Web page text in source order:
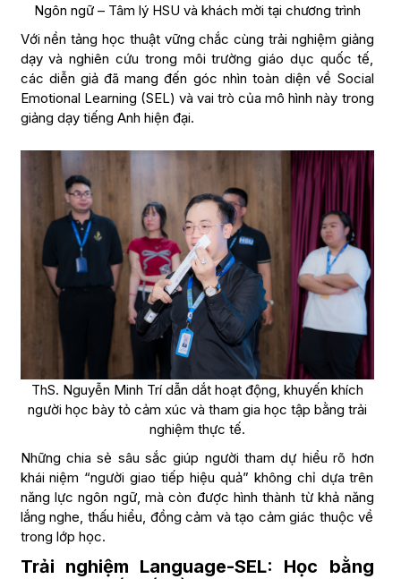
Ngôn ngữ – Tâm lý HSU và khách mời tại chương trình
Với nền tảng học thuật vững chắc cùng trải nghiệm giảng
dạy và nghiên cứu trong môi trường giáo dục quốc tế,
các diễn giả đã mang đến góc nhìn toàn diện về Social
Emotional Learning (SEL) và vai trò của mô hình này trong
giảng dạy tiếng Anh hiện đại.
ThS. Nguyễn Minh Trí dẫn dắt hoạt động, khuyến khích
người học bày tỏ cảm xúc và tham gia học tập bằng trải
nghiệm thực tế.
Những chia sẻ sâu sắc giúp người tham dự hiểu rõ hơn
khái niệm “người giao tiếp hiệu quả” không chỉ dựa trên
năng lực ngôn ngữ, mà còn được hình thành từ khả năng
lắng nghe, thấu hiểu, đồng cảm và tạo cảm giác thuộc về
trong lớp học.
Trải nghiệm Language-SEL: Học bằng